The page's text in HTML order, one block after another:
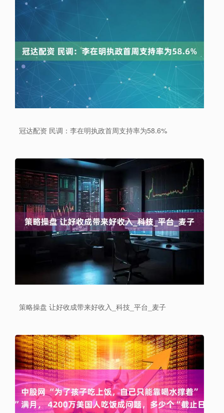
冠达配资 民调：李在明执政首周支持率为58.6%
策略操盘 让好收成带来好收入_科技_平台_麦子